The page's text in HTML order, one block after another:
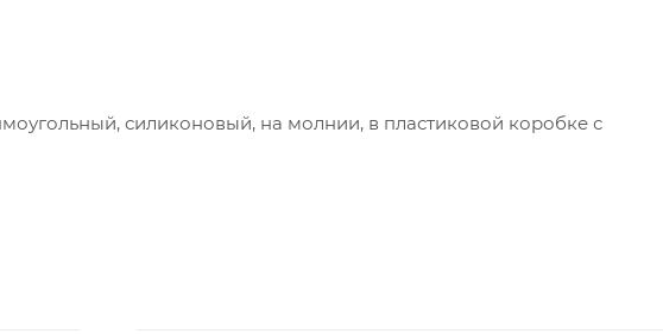
силиконовый, на молнии, в пластиковой коробке с